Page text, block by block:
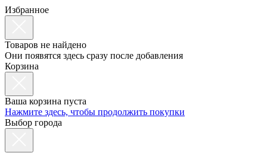
Избранное
Товаров не найдено
Они появятся здесь сразу после добавления
Корзина
Ваша корзина пуста
Нажмите здесь, чтобы продолжить покупки
Выбор города